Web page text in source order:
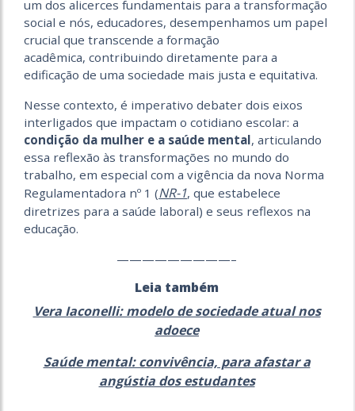
um dos alicerces fundamentais para a transformação
social e nós, educadores, desempenhamos um papel
crucial que transcende a formação
acadêmica, contribuindo diretamente para a
edificação de uma sociedade mais justa e equitativa.
Nesse contexto, é imperativo debater dois eixos
interligados que impactam o cotidiano escolar: a
condição da mulher e a saúde mental, articulando
essa reflexão às transformações no mundo do
trabalho, em especial com a vigência da nova Norma
Regulamentadora nº 1 (NR-1, que estabelece
diretrizes para a saúde laboral) e seus reflexos na
educação.
—————————–
Leia também
Vera Iaconelli: modelo de sociedade atual nos
adoece
Saúde mental: convivência, para afastar a
angústia dos estudantes